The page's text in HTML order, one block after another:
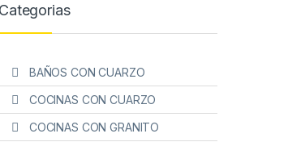
Categorias
BAÑOS CON CUARZO
COCINAS CON CUARZO
COCINAS CON GRANITO